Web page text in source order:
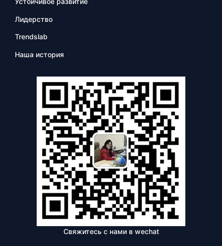
Лидерство
Trendslab
Наша история
Свяжитесь с нами в wechat